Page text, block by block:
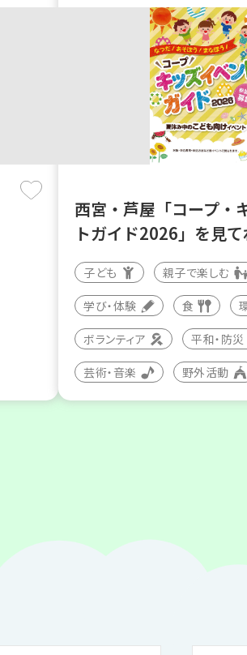
西宮・芦屋「コープ・
トガイド2026」を見て
子ども 親子で楽しむ
学び・体験 食
ボランティア 平和・防災
芸術・音楽 野外活動